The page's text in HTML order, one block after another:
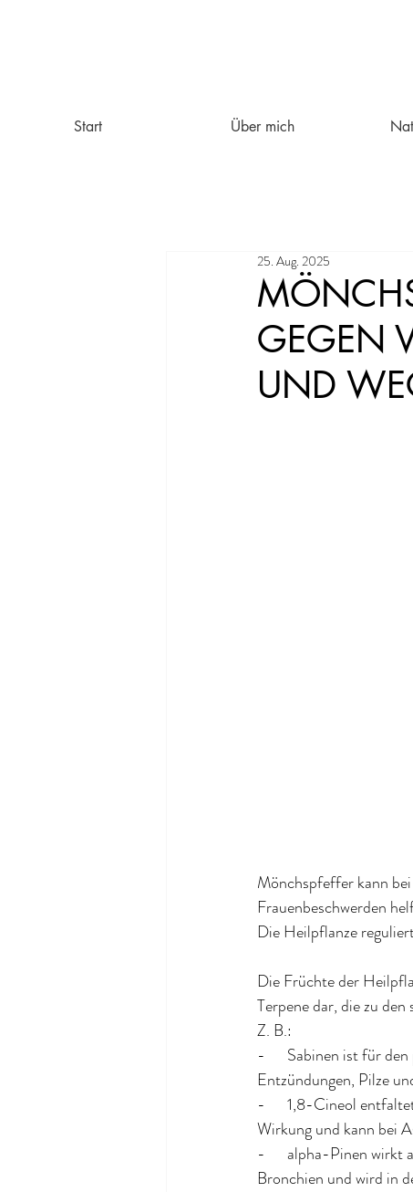
Start Über mich
GEGEN
UND
25. Aug. 2025
Mönchspfeffer kann
Frauenbeschwerden
Die Heilpflanze
Die Früchte der
Terpene dar, die zu
Z. B.:
-      Sabinen ist für
Entzündungen, Pilze
-      1,8-Cineol
Wirkung und kann bei
-      alpha-Pinen
Bronchien und wird in